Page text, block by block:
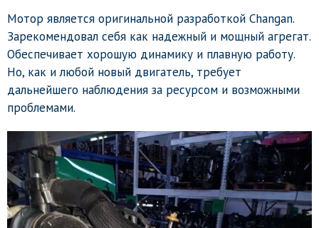
Мотор является оригинальной разработкой Changan.
Зарекомендовал себя как надежный и мощный агрегат.
Обеспечивает хорошую динамику и плавную работу.
Но, как и любой новый двигатель, требует
дальнейшего наблюдения за ресурсом и возможными
проблемами.